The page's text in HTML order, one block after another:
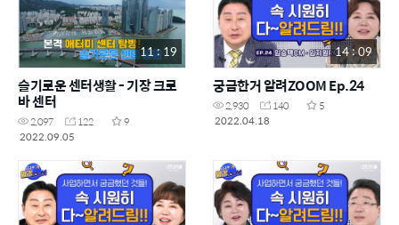
11 : 19
슬기로운 센터생활 - 기장 크로
바 센터
2,097 122
9
2022.09.05
14 : 09
궁금한거 알려ZOOM Ep.24
2,930 140
5
2022.04.18